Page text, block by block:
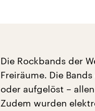
Die Rockbands der
Freiräume. Die
oder aufgelöst –
Zudem wurden